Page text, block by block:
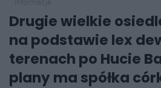
Drugie wielkie
na podstawie lex
terenach po Hucie
plany ma spółka